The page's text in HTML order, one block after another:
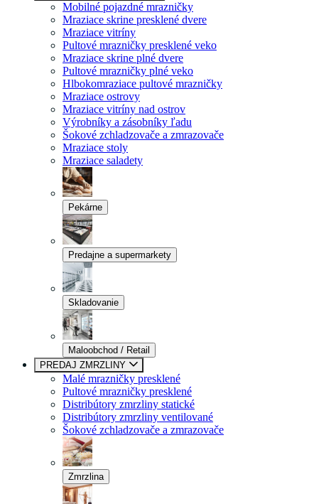
Mobilné pojazdné mrazničky
Mraziace skrine presklené dvere
Mraziace vitríny
Pultové mrazničky presklené veko
Mraziace skrine plné dvere
Pultové mrazničky plné veko
Hlbokomraziace pultové mrazničky
Mraziace ostrovy
Mraziace vitríny nad ostrov
Výrobníky a zásobníky ľadu
Šokové zchladzovače a zmrazovače
Mraziace stoly
Mraziace saladety
Pekárne
Predajne a supermarkety
Skladovanie
Maloobchod / Retail
PREDAJ ZMRZLINY
Malé mrazničky presklené
Pultové mrazničky presklené
Distribútory zmrzliny statické
Distribútory zmrzliny ventilované
Šokové zchladzovače a zmrazovače
Zmrzlina